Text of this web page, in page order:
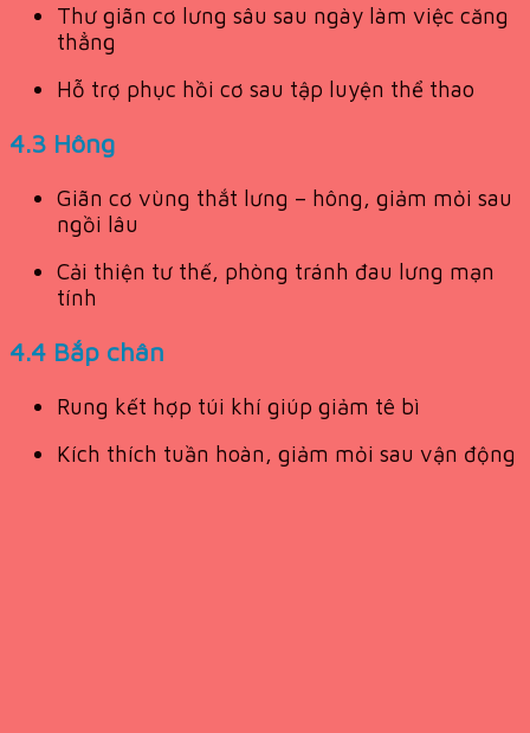
Thư giãn cơ lưng sâu sau ngày làm việc căng
thẳng
Hỗ trợ phục hồi cơ sau tập luyện thể thao
4.3 Hông
Giãn cơ vùng thắt lưng – hông, giảm mỏi sau
ngồi lâu
Cải thiện tư thế, phòng tránh đau lưng mạn
tính
4.4 Bắp chân
Rung kết hợp túi khí giúp giảm tê bì
Kích thích tuần hoàn, giảm mỏi sau vận động